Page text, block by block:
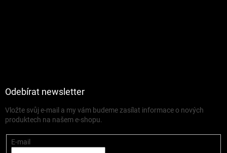
Odebírat newsletter
Vložte svůj e-mail a my vám budeme zasílat informace o nových
produktech na našem e-shopu.
E-mail